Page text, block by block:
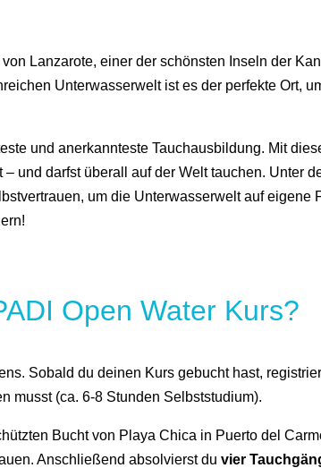
Lanzarote, einer der schönsten Inseln der
Unterwasserwelt ist es der perfekte Ort,
und anerkannteste Tauchausbildung. Mit
– und darfst überall auf der Welt tauchen. Unter
um die Unterwasserwelt auf eigene
Open Water Kurs?
Sobald du deinen Kurs gebucht hast,
musst (ca. 6-8 Stunden Selbststudium).
Bucht von Playa Chica in Puerto del
Anschließend absolvierst duvier